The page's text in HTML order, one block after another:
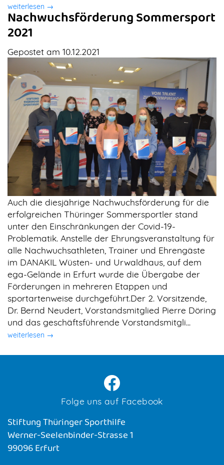
weiterlesen →
Nachwuchsförderung Sommersport
2021
Gepostet am 10.12.2021
Auch die diesjährige Nachwuchsförderung für die
erfolgreichen Thüringer Sommersportler stand
unter den Einschränkungen der Covid-19-
Problematik. Anstelle der Ehrungsveranstaltung für
alle Nachwuchsathleten, Trainer und Ehrengäste
im DANAKIL Wüsten- und Urwaldhaus, auf dem
ega-Gelände in Erfurt wurde die Übergabe der
Förderungen in mehreren Etappen und
sportartenweise durchgeführt.Der 2. Vorsitzende,
Dr. Bernd Neudert, Vorstandsmitglied Pierre Döring
und das geschäftsführende Vorstandsmitgli...
weiterlesen →
Folge uns auf Facebook
Stiftung Thüringer Sporthilfe
Werner-Seelenbinder-Strasse 1
99096 Erfurt